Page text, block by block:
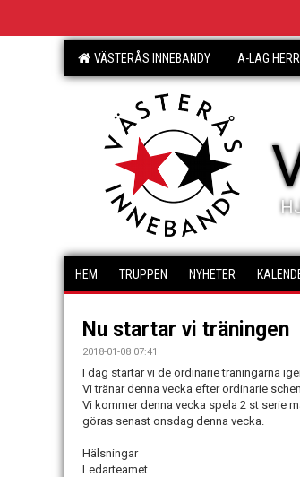
VÄSTERÅS INNEBANDY A-LAG HERR
HEM TRUPPEN NYHETER
Nu startar vi träningen
2018-01-08 07:41
I dag startar vi de ordinarie träningarna
Vi tränar denna vecka efter ordinarie
Vi kommer denna vecka spela 2 st serie
göras senast onsdag denna vecka.
Hälsningar
Ledarteamet.